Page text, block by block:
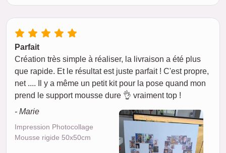
Parfait
Création très simple à réaliser, la livraison a été plus
que rapide. Et le résultat est juste parfait ! C'est propre,
net .... Il y a même un petit kit pour la pose quand mon
prend le support mousse dure 👌 vraiment top !
- Marie
Impression Photocollage
Mousse rigide 50x50cm